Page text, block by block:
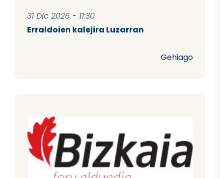
31 Dic 2026 - 11:30
Erraldoien kalejira Luzarran
Gehiago